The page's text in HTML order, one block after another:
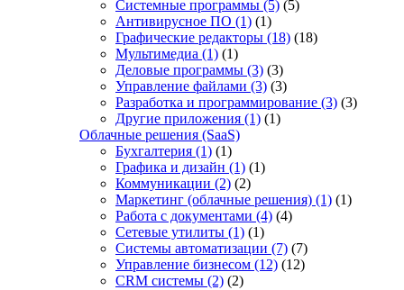
Системные программы (5) (5)
Антивирусное ПО (1) (1)
Графические редакторы (18) (18)
Мультимедиа (1) (1)
Деловые программы (3) (3)
Управление файлами (3) (3)
Разработка и программирование (3) (3)
Другие приложения (1) (1)
Облачные решения (SaaS)
Бухгалтерия (1) (1)
Графика и дизайн (1) (1)
Коммуникации (2) (2)
Маркетинг (облачные решения) (1) (1)
Работа с документами (4) (4)
Сетевые утилиты (1) (1)
Системы автоматизации (7) (7)
Управление бизнесом (12) (12)
CRM системы (2) (2)